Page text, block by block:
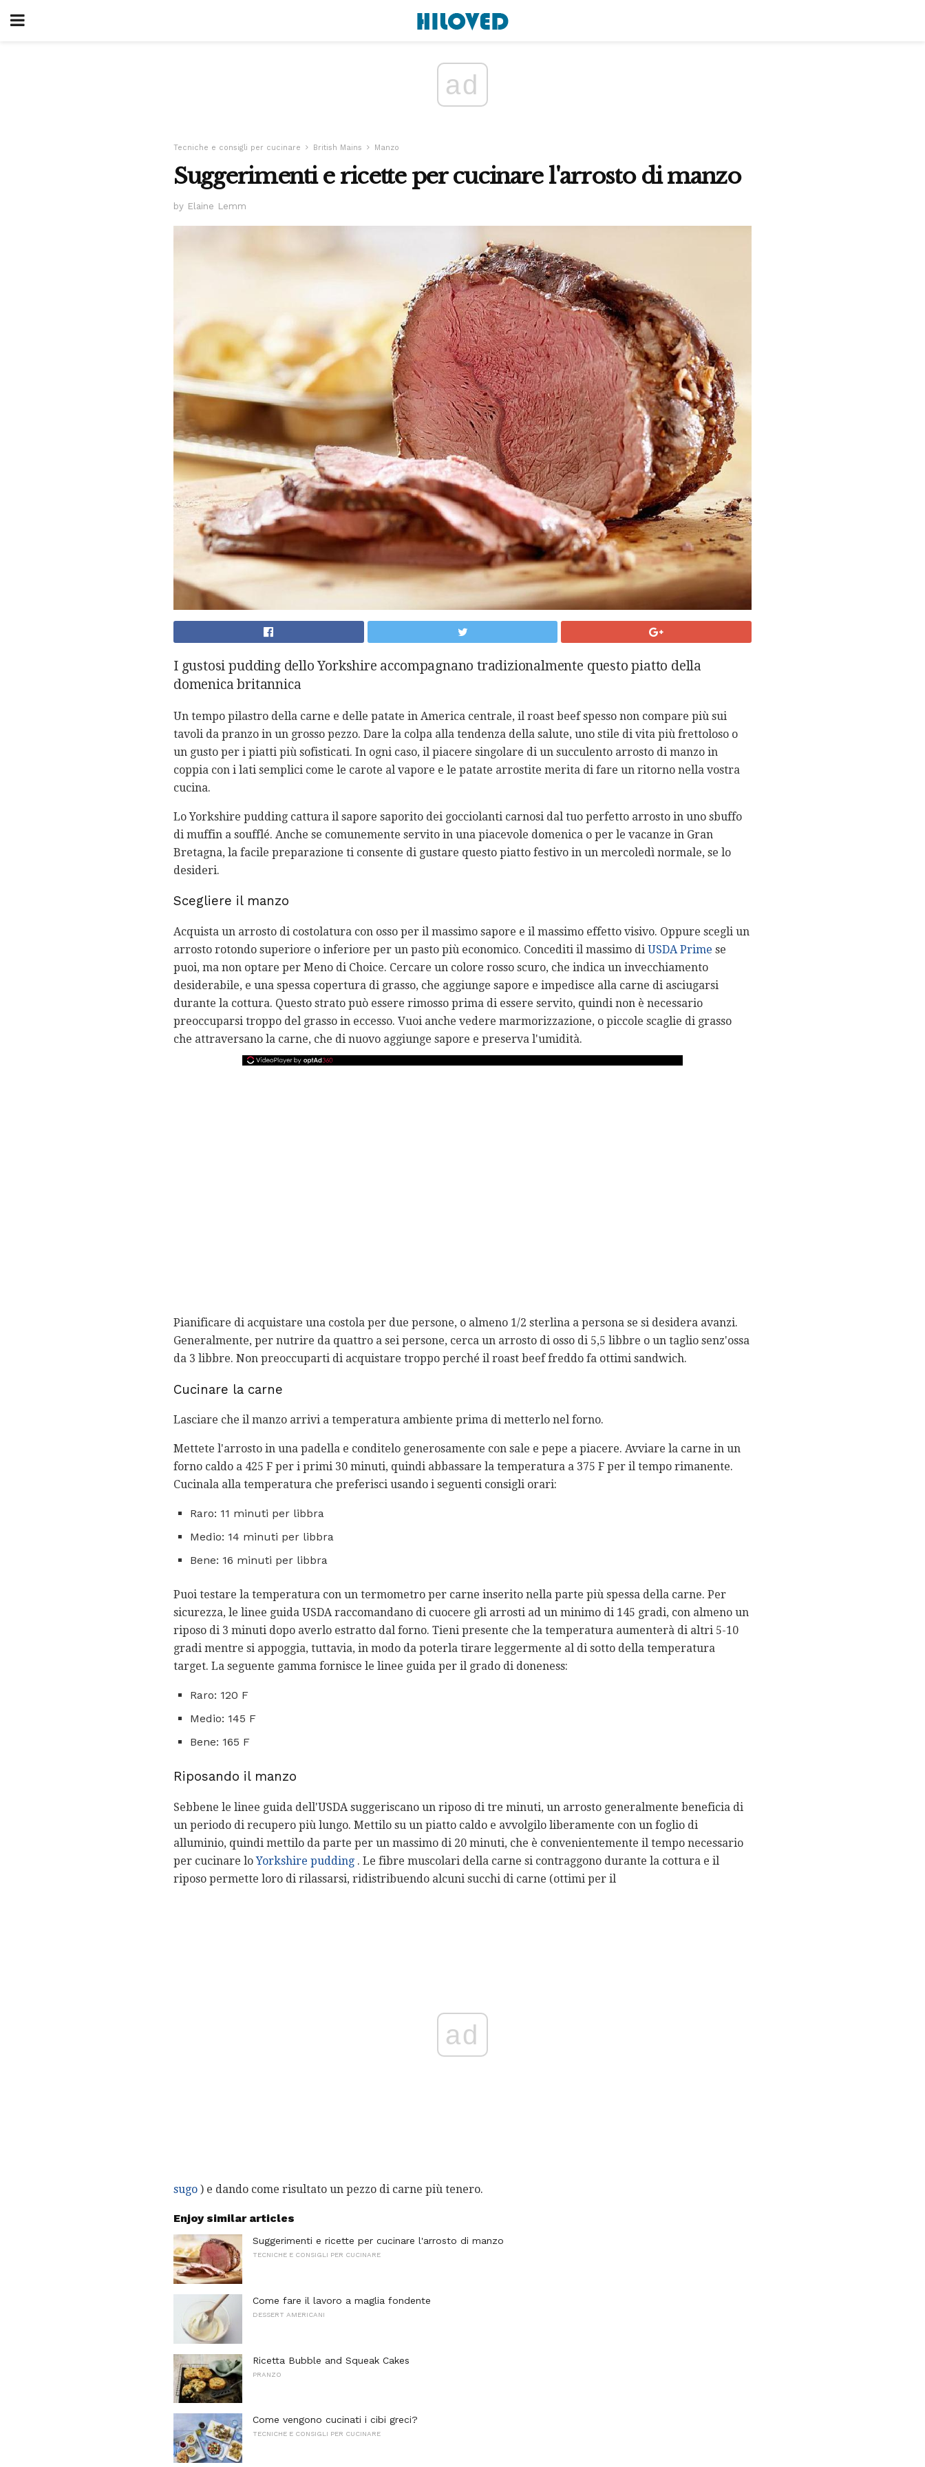
ad
Tecniche e consigli per cucinare British Mains Manzo
Suggerimenti e ricette per cucinare l'arrosto di manzo
by Elaine Lemm
I gustosi pudding dello Yorkshire accompagnano tradizionalmente questo piatto della
domenica britannica
Un tempo pilastro della carne e delle patate in America centrale, il roast beef spesso non compare più sui
tavoli da pranzo in un grosso pezzo. Dare la colpa alla tendenza della salute, uno stile di vita più frettoloso o
un gusto per i piatti più sofisticati. In ogni caso, il piacere singolare di un succulento arrosto di manzo in
coppia con i lati semplici come le carote al vapore e le patate arrostite merita di fare un ritorno nella vostra
cucina.
Lo Yorkshire pudding cattura il sapore saporito dei gocciolanti carnosi dal tuo perfetto arrosto in uno sbuffo
di muffin a soufflé. Anche se comunemente servito in una piacevole domenica o per le vacanze in Gran
Bretagna, la facile preparazione ti consente di gustare questo piatto festivo in un mercoledì normale, se lo
desideri.
Scegliere il manzo
Acquista un arrosto di costolatura con osso per il massimo sapore e il massimo effetto visivo. Oppure scegli un
arrosto rotondo superiore o inferiore per un pasto più economico. Concediti il ​​massimo di USDA Prime se
puoi, ma non optare per Meno di Choice. Cercare un colore rosso scuro, che indica un invecchiamento
desiderabile, e una spessa copertura di grasso, che aggiunge sapore e impedisce alla carne di asciugarsi
durante la cottura. Questo strato può essere rimosso prima di essere servito, quindi non è necessario
preoccuparsi troppo del grasso in eccesso. Vuoi anche vedere marmorizzazione, o piccole scaglie di grasso
che attraversano la carne, che di nuovo aggiunge sapore e preserva l'umidità.
Pianificare di acquistare una costola per due persone, o almeno 1/2 sterlina a persona se si desidera avanzi.
Generalmente, per nutrire da quattro a sei persone, cerca un arrosto di osso di 5,5 libbre o un taglio senz'ossa
da 3 libbre. Non preoccuparti di acquistare troppo perché il roast beef freddo fa ottimi sandwich.
Cucinare la carne
Lasciare che il manzo arrivi a temperatura ambiente prima di metterlo nel forno.
Mettete l'arrosto in una padella e conditelo generosamente con sale e pepe a piacere. Avviare la carne in un
forno caldo a 425 F per i primi 30 minuti, quindi abbassare la temperatura a 375 F per il tempo rimanente.
Cucinala alla temperatura che preferisci usando i seguenti consigli orari:
Raro: 11 minuti per libbra
Medio: 14 minuti per libbra
Bene: 16 minuti per libbra
Puoi testare la temperatura con un termometro per carne inserito nella parte più spessa della carne. Per
sicurezza, le linee guida USDA raccomandano di cuocere gli arrosti ad un minimo di 145 gradi, con almeno un
riposo di 3 minuti dopo averlo estratto dal forno. Tieni presente che la temperatura aumenterà di altri 5-10
gradi mentre si appoggia, tuttavia, in modo da poterla tirare leggermente al di sotto della temperatura
target. La seguente gamma fornisce le linee guida per il grado di doneness:
Raro: 120 F
Medio: 145 F
Bene: 165 F
Riposando il manzo
Sebbene le linee guida dell'USDA suggeriscano un riposo di tre minuti, un arrosto generalmente beneficia di
un periodo di recupero più lungo. Mettilo su un piatto caldo e avvolgilo liberamente con un foglio di
alluminio, quindi mettilo da parte per un massimo di 20 minuti, che è convenientemente il tempo necessario
per cucinare loYorkshire pudding . Le fibre muscolari della carne si contraggono durante la cottura e il
riposo permette loro di rilassarsi, ridistribuendo alcuni succhi di carne (ottimi per il
ad
sugo ) e dando come risultato un pezzo di carne più tenero.
Enjoy similar articles
Suggerimenti e ricette per cucinare l'arrosto di manzo
TECNICHE E CONSIGLI PER CUCINARE
Come fare il lavoro a maglia fondente
DESSERT AMERICANI
Ricetta Bubble and Squeak Cakes
PRANZO
Come vengono cucinati i cibi greci?
TECNICHE E CONSIGLI PER CUCINARE